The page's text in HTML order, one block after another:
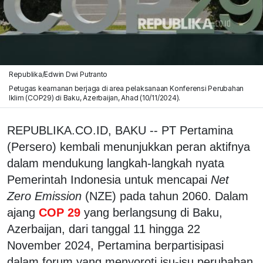
Republika/Edwin Dwi Putranto
Petugas keamanan berjaga di area pelaksanaan Konferensi Perubahan
Iklim (COP29) di Baku, Azerbaijan, Ahad (10/11/2024).
REPUBLIKA.CO.ID, BAKU -- PT Pertamina
(Persero) kembali menunjukkan peran aktifnya
dalam mendukung langkah-langkah nyata
Pemerintah Indonesia untuk mencapai Net
Zero Emission (NZE) pada tahun 2060. Dalam
ajang COP 29 yang berlangsung di Baku,
Azerbaijan, dari tanggal 11 hingga 22
November 2024, Pertamina berpartisipasi